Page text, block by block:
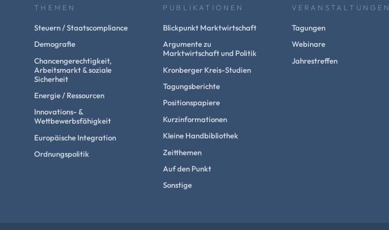
THEMEN
Steuern / Staatscompliance
Demografie
Chancengerechtigkeit,
Arbeitsmarkt & soziale
Sicherheit
Energie / Ressourcen
Innovations- &
Wettbewerbsfähigkeit
Europäische Integration
Ordnungspolitik
PUBLIKATIONEN
Blickpunkt Marktwirtschaft
Argumente zu
Marktwirtschaft und Politik
Kronberger Kreis-Studien
Tagungsberichte
Positionspapiere
Kurzinformationen
Kleine Handbibliothek
Zeitthemen
Auf den Punkt
Sonstige
VERANSTALTUNGEN
Tagungen
Webinare
Jahrestreffen